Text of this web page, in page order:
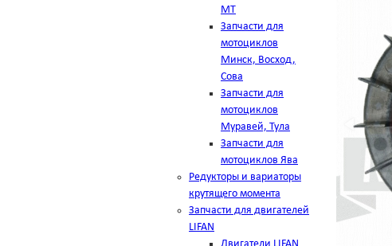
МТ
Запчасти для
мотоциклов
Минск, Восход,
Сова
Запчасти для
мотоциклов
Муравей, Тула
Запчасти для
мотоциклов Ява
Редукторы и вариаторы
крутящего момента
Запчасти для двигателей
LIFAN